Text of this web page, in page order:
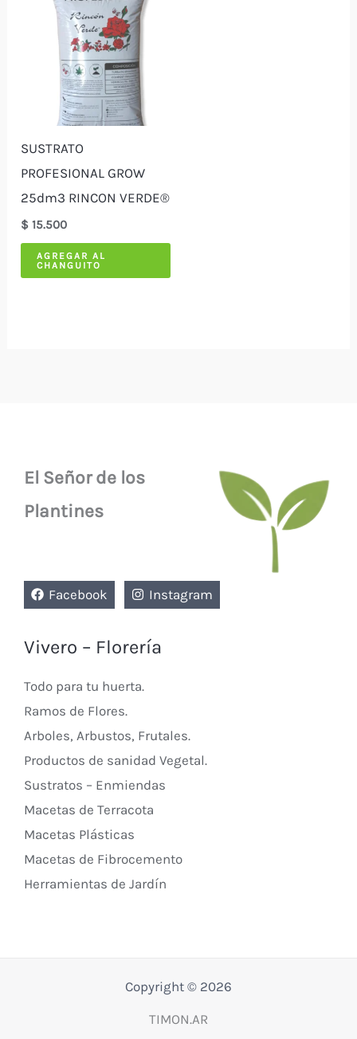
SUSTRATO
PROFESIONAL GROW
25dm3 RINCON VERDE®
$ 15.500
AGREGAR AL
CHANGUITO
El Señor de los
Plantines
Facebook Instagram
Vivero – Florería
Todo para tu huerta.
Ramos de Flores.
Arboles, Arbustos, Frutales.
Productos de sanidad Vegetal.
Sustratos – Enmiendas
Macetas de Terracota
Macetas Plásticas
Macetas de Fibrocemento
Herramientas de Jardín
Copyright © 2026
TIMON.AR